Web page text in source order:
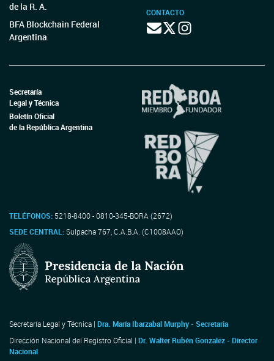
de la R. A.
BFA Blockchain Federal
Argentina
CONTACTO
Secretaría
Legal y Técnica
Boletín Oficial
de la República Argentina
TELÉFONOS: 5218-8400 - 0810-345-BORA (2672)
SEDE CENTRAL:Suipacha 767, C.A.B.A. (C1008AAO)
Secretaría Legal y Técnica | Dra. María Ibarzabal Murphy - Secretaria
Dirección Nacional del Registro Oficial | Dr. Walter Rubén Gonzalez - Director
Nacional